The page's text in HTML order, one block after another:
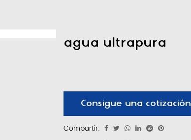
agua ultrapura
Consigue una cotización
Compartir: